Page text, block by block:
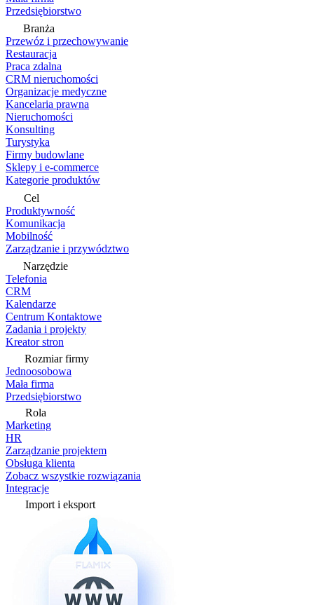
Przedsiębiorstwo
Branża
Przewóz i przechowywanie
Restauracja
Praca zdalna
CRM nieruchomości
Organizacje medyczne
Kancelaria prawna
Nieruchomości
Konsulting
Turystyka
Firmy budowlane
Sklepy i e-commerce
Kategorie produktów
Cel
Produktywność
Komunikacja
Mobilność
Zarządzanie i przywództwo
Narzędzie
Telefonia
CRM
Kalendarze
Centrum Kontaktowe
Zadania i projekty
Kreator stron
Rozmiar firmy
Jednoosobowa
Mała firma
Przedsiębiorstwo
Rola
Marketing
HR
Zarządzanie projektem
Obsługa klienta
Zobacz wszystkie rozwiązania
Integracje
Import i eksport